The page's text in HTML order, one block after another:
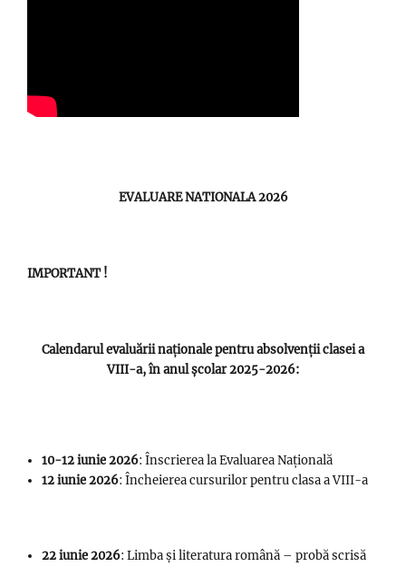
EVALUARE NATIONALA 2026
IMPORTANT !
Calendarul evaluării naționale pentru absolvenții clasei a
VIII-a, în anul școlar 2025-2026:
10-12 iunie 2026: Înscrierea la Evaluarea Națională
12 iunie 2026: Încheierea cursurilor pentru clasa a VIII-a
22 iunie 2026: Limba și literatura română – probă scrisă